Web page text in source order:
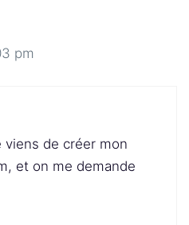
pm
viens de créer mon
et on me demande